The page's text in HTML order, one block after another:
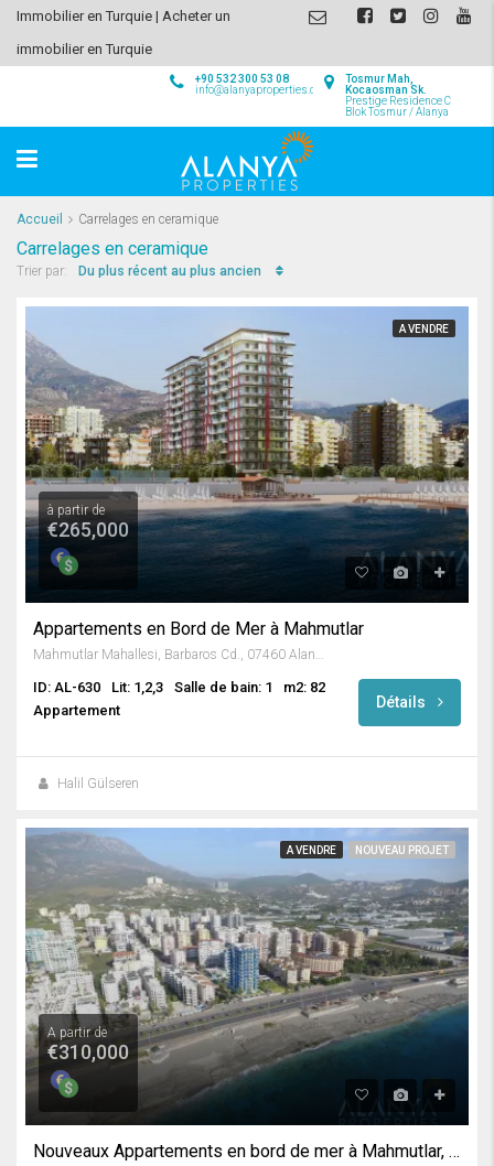
Immobilier en Turquie | Acheter un
immobilier en Turquie
Tosmur Mah,
Kocaosman Sk.
Prestige Residence C
Blok Tosmur / Alanya
+90 532 300 53 08
info@alanyaproperties.com
Accueil Carrelages en ceramique
Carrelages en ceramique
Trier par: Du plus récent au plus ancien
A VENDRE
à partir de
€265,000
Appartements en Bord de Mer à Mahmutlar
Mahmutlar Mahallesi, Barbaros Cd., 07460 Alanya/Antalya, Turkey
ID: AL-630 Lit: 1,2,3 Salle de bain: 1
m2: 82
Appartement
Détails
Halil Gülseren
A VENDRE NOUVEAU PROJET
A partir de
€310,000
Nouveaux Appartements en bord de mer à Mahmutlar, Alanya